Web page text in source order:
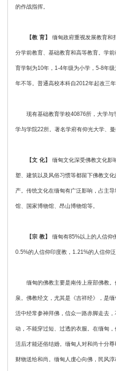
的作战指挥。
【教 育】 缅甸政府重视发展教育和
分学前教育、基础教育和高等教育。学
育学制为10年，1-4年级为小学，5-8年
年不等。普通高校本科自2012年起改三年
现有基础教育学校40876所，大学与
学与学院22所。著名学府有仰光大学、曼
【文 化】 缅甸文化深受佛教文化影
塑、建筑以及风俗习惯等都留下佛教文
产。传统文化在缅甸有广泛影响，占主
馆、国家博物馆、昂山博物馆等。
【宗 教】 缅甸有85%以上的人信仰
0.5%的人信仰印度教，1.21%的人信仰泛
缅甸的佛教主要是南传上座部佛教。
泉。佛教经文，尤其是《吉祥经》，是
活中经常参神拜佛，信众一路赤脚走去
动，不能穿过短、过透的衣服。在缅甸
活后才能还俗结婚。缅甸人对和尚十分
财物送给和尚。缅甸人虔心向佛，民风